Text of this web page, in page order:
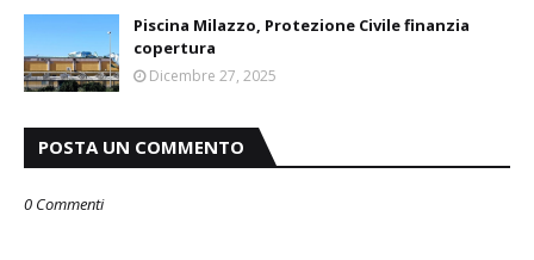
Piscina Milazzo, Protezione Civile finanzia
copertura
Dicembre 27, 2025
POSTA UN COMMENTO
0 Commenti